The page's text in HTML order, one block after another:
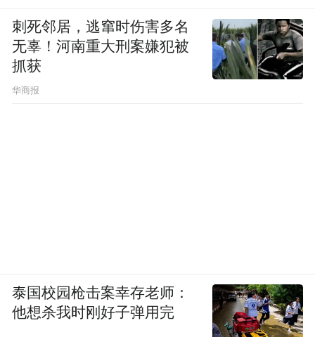
刺死邻居，逃窜时伤害多名
无辜！河南重大刑案嫌犯被
抓获
华商报
泰国校园枪击案幸存老师：
他想杀我时刚好子弹用完